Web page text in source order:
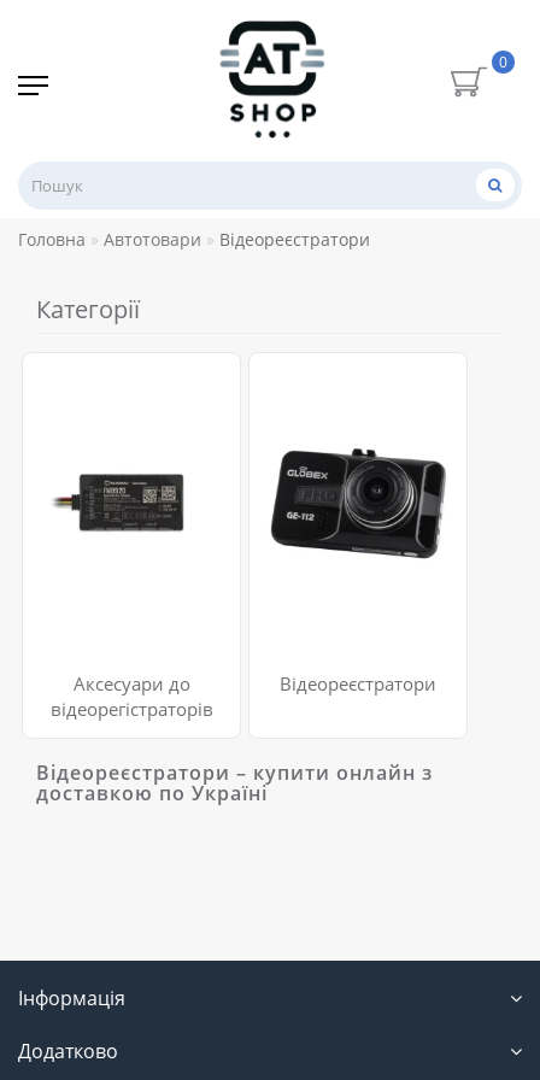
0
Головна Автотовари Відеореєстратори
Категорії
Аксесуари до
відеорегістраторів
Відеореєстратори
Відеореєстратори – купити онлайн з
доставкою по Україні
Інформація
Додатково